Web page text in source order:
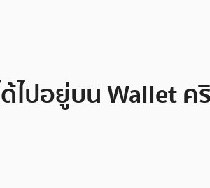
ไปอยู่บน Wallet ค